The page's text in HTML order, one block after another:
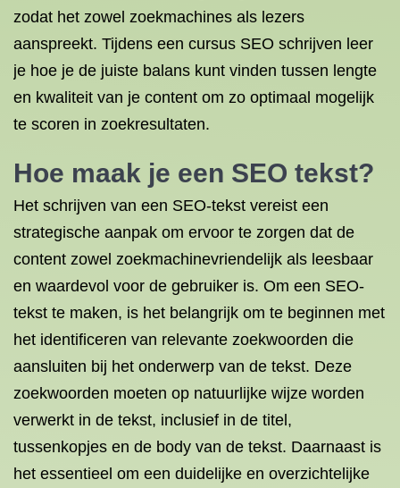
zodat het zowel zoekmachines als lezers
aanspreekt. Tijdens een cursus SEO schrijven leer
je hoe je de juiste balans kunt vinden tussen lengte
en kwaliteit van je content om zo optimaal mogelijk
te scoren in zoekresultaten.
Hoe maak je een SEO tekst?
Het schrijven van een SEO-tekst vereist een
strategische aanpak om ervoor te zorgen dat de
content zowel zoekmachinevriendelijk als leesbaar
en waardevol voor de gebruiker is. Om een SEO-
tekst te maken, is het belangrijk om te beginnen met
het identificeren van relevante zoekwoorden die
aansluiten bij het onderwerp van de tekst. Deze
zoekwoorden moeten op natuurlijke wijze worden
verwerkt in de tekst, inclusief in de titel,
tussenkopjes en de body van de tekst. Daarnaast is
het essentieel om een duidelijke en overzichtelijke